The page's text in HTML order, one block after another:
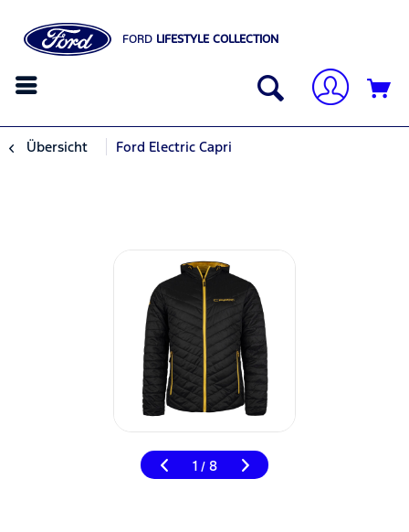
FORD LIFESTYLE COLLECTION
Übersicht Ford Electric Capri
1 / 8